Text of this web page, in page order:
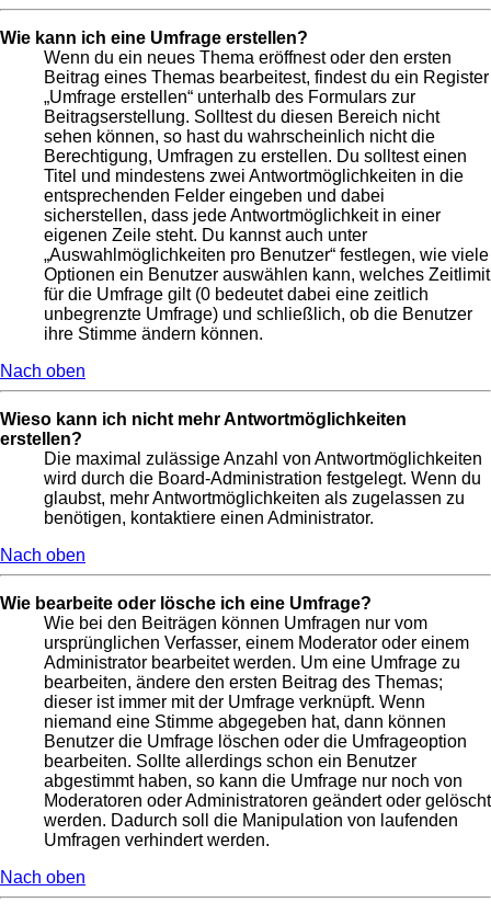
Wie kann ich eine Umfrage erstellen?
Wenn du ein neues Thema eröffnest oder den ersten
Beitrag eines Themas bearbeitest, findest du ein Register
„Umfrage erstellen“ unterhalb des Formulars zur
Beitragserstellung. Solltest du diesen Bereich nicht
sehen können, so hast du wahrscheinlich nicht die
Berechtigung, Umfragen zu erstellen. Du solltest einen
Titel und mindestens zwei Antwortmöglichkeiten in die
entsprechenden Felder eingeben und dabei
sicherstellen, dass jede Antwortmöglichkeit in einer
eigenen Zeile steht. Du kannst auch unter
„Auswahlmöglichkeiten pro Benutzer“ festlegen, wie viele
Optionen ein Benutzer auswählen kann, welches Zeitlimit
für die Umfrage gilt (0 bedeutet dabei eine zeitlich
unbegrenzte Umfrage) und schließlich, ob die Benutzer
ihre Stimme ändern können.
Nach oben
Wieso kann ich nicht mehr Antwortmöglichkeiten
erstellen?
Die maximal zulässige Anzahl von Antwortmöglichkeiten
wird durch die Board-Administration festgelegt. Wenn du
glaubst, mehr Antwortmöglichkeiten als zugelassen zu
benötigen, kontaktiere einen Administrator.
Nach oben
Wie bearbeite oder lösche ich eine Umfrage?
Wie bei den Beiträgen können Umfragen nur vom
ursprünglichen Verfasser, einem Moderator oder einem
Administrator bearbeitet werden. Um eine Umfrage zu
bearbeiten, ändere den ersten Beitrag des Themas;
dieser ist immer mit der Umfrage verknüpft. Wenn
niemand eine Stimme abgegeben hat, dann können
Benutzer die Umfrage löschen oder die Umfrageoption
bearbeiten. Sollte allerdings schon ein Benutzer
abgestimmt haben, so kann die Umfrage nur noch von
Moderatoren oder Administratoren geändert oder gelöscht
werden. Dadurch soll die Manipulation von laufenden
Umfragen verhindert werden.
Nach oben